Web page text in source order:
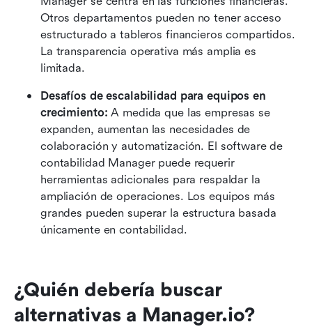
Otros departamentos pueden no tener acceso
estructurado a tableros financieros compartidos.
La transparencia operativa más amplia es
limitada.
Desafíos de escalabilidad para equipos en
crecimiento: A medida que las empresas se
expanden, aumentan las necesidades de
colaboración y automatización. El software de
contabilidad Manager puede requerir
herramientas adicionales para respaldar la
ampliación de operaciones. Los equipos más
grandes pueden superar la estructura basada
únicamente en contabilidad.
¿Quién debería buscar
alternativas a Manager.io?